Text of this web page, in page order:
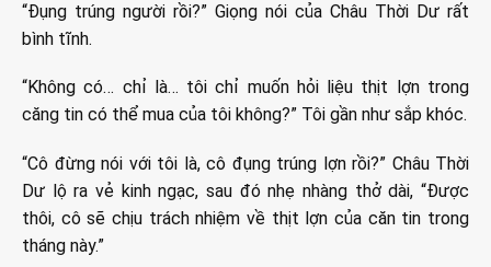
“Đụng trúng người rồi?” Giọng nói của Châu Thời Dư rất
bình tĩnh.
“Không có… chỉ là… tôi chỉ muốn hỏi liệu thịt lợn trong
căng tin có thể mua của tôi không?” Tôi gần như sắp khóc.
“Cô đừng nói với tôi là, cô đụng trúng lợn rồi?” Châu Thời
Dư lộ ra vẻ kinh ngạc, sau đó nhẹ nhàng thở dài, “Được
thôi, cô sẽ chịu trách nhiệm về thịt lợn của căn tin trong
tháng này.”